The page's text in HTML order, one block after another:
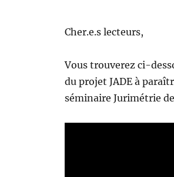
Cher.e.s lecteurs,
Vous trouverez ci-
du projet JADE à
séminaire Jurimétrie